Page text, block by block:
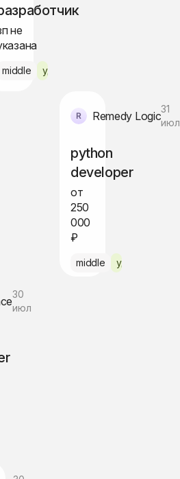
не
middle удалённо
Москва
Remedy Logic
31
июл
python
developer
от
250
000
₽
middle удалённо
30
июл
по РФ